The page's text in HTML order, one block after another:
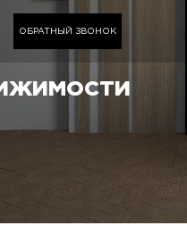
ОБРАТНЫЙ ЗВОНОК